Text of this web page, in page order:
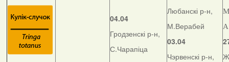
04.04
Гродзенскі р-н,
С.Чарапіца
Любанскі р-н,
М.Верабей
03.04
Чэрвенскі р-н,